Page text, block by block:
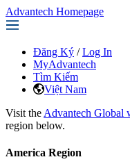
Advantech Homepage
Đăng Ký / Log In
MyAdvantech
Tìm Kiếm
Việt Nam
Visit the Advantech Global
region below.
America Region